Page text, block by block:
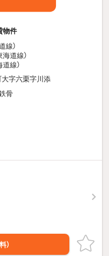
物件
線）
海道線）
道線）
字六栗字川添
骨
）